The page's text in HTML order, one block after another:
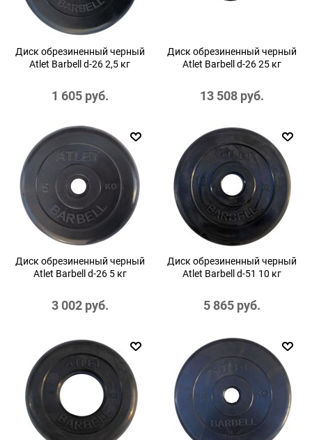
Диск обрезиненный черный
Atlet Barbell d-26 2,5 кг
1 605 руб.
Диск обрезиненный черный
Atlet Barbell d-26 25 кг
13 508 руб.
Диск обрезиненный черный
Atlet Barbell d-26 5 кг
3 002 руб.
Диск обрезиненный черный
Atlet Barbell d-51 10 кг
5 865 руб.